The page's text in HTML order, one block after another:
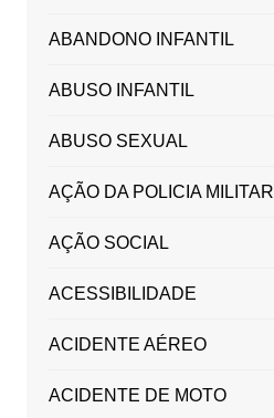
ABANDONO INFANTIL
ABUSO INFANTIL
ABUSO SEXUAL
AÇÃO DA POLICIA MILITAR
AÇÃO SOCIAL
ACESSIBILIDADE
ACIDENTE AÉREO
ACIDENTE DE MOTO